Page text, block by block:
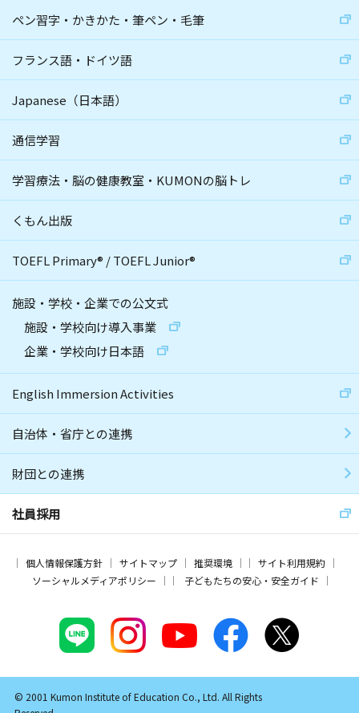
ペン習字・かきかた・筆ペン・毛筆
フランス語・ドイツ語
Japanese（日本語）
通信学習
学習療法・脳の健康教室・KUMONの脳トレ
くもん出版
TOEFL Primary® /TOEFL Junior®
施設・学校・企業での公文式
施設・学校向け導入事業
企業・学校向け日本語
English Immersion Activities
自治体・省庁との連携
財団との連携
社員採用
個人情報保護方針 サイトマップ 推奨環境
サイト利用規約
ソーシャルメディアポリシー
子どもたちの安心・安全ガイド
© 2001 Kumon Institute of Education Co., Ltd. All Rights